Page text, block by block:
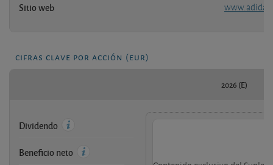
Sitio web
cifras clave por acción (eur)
2026 (E)
Dividendo
Beneficio neto